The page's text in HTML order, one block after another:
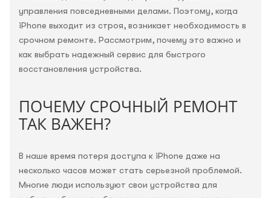
управления повседневными делами. Поэтому, когда
iPhone выходит из строя, возникает необходимость в
срочном ремонте. Рассмотрим, почему это важно и
как выбрать надежный сервис для быстрого
восстановления устройства.
ПОЧЕМУ СРОЧНЫЙ РЕМОНТ
ТАК ВАЖЕН?
В наше время потеря доступа к iPhone даже на
несколько часов может стать серьезной проблемой.
Многие люди используют свои устройства для